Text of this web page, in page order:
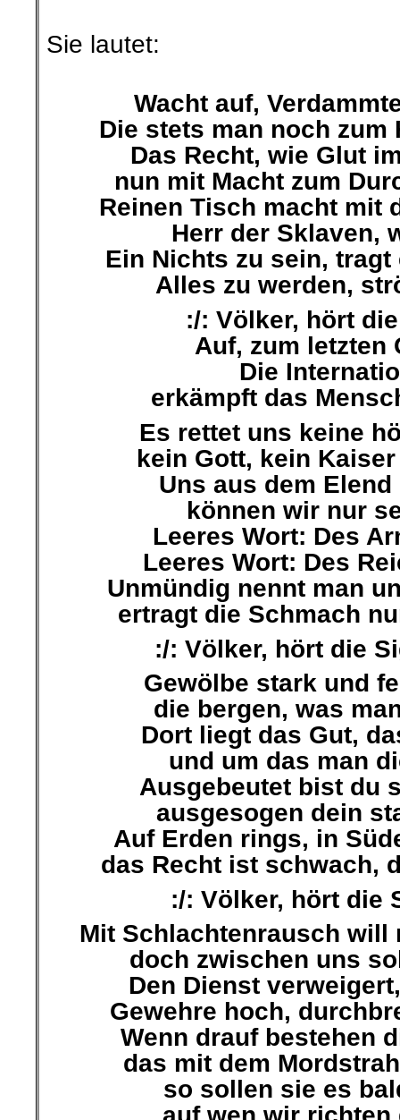
Sie lautet:
Wacht auf,
Die stets man noch zum
Das Recht, wie Glut
nun mit Macht zum
Reinen Tisch macht mit
Herr der Sklaven,
Ein Nichts zu sein,
Alles zu werden,
:/: Völker, hört
Auf, zum letzten
Die
erkämpft das
Es rettet uns keine
kein Gott, kein
Uns aus dem
können wir nur
Leeres Wort: Des
Leeres Wort: Des
Unmündig nennt man
ertragt die Schmach
:/: Völker, hört die
Gewölbe stark und
die bergen, was
Dort liegt das Gut,
und um das man
Ausgebeutet bist du
ausgesogen dein
Auf Erden rings, in
das Recht ist schwach,
:/: Völker, hört die
Mit Schlachtenrausch will
doch zwischen uns
Den Dienst
Gewehre hoch,
Wenn drauf bestehen
das mit dem
so sollen sie es